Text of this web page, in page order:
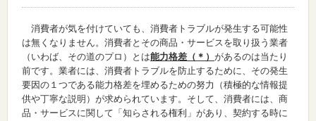
消費者が気を付けていても、消費者トラブルが発生する可能性
は無くなりません。消費者とその商品・サービスを取り扱う業者
（いわば、その道のプロ）とは能力格差（＊） があるのは当たり
前です。業者には、消費者トラブルを防止するために、その発生
要因の１つである能力格差を埋めるための努力（積極的な情報提
供や丁寧な説明）が求められています。そして、消費者には、商
品・サービスに関して「知らされる権利」があり、契約する時に